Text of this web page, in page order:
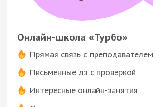
Онлайн-школа «Турбо»
Прямая связь с преподавателем
Письменные дз с проверкой
Интересные онлайн-занятия